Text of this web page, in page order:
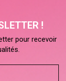
!
pour recevoir